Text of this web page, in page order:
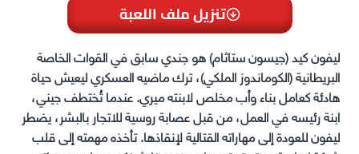
تنزيل ملف اللعبة
ليفون كيد (جيسون ستاثام) هو جندي سابق في القوات الخاصة
البريطانية (الكوماندوز الملكي)، ترك ماضيه العسكري ليعيش حياة
هادئة كعامل بناء وأب مخلص لابنته ميري. عندما تُختطف جيني،
ابنة رئيسه في العمل، من قبل عصابة روسية للاتجار بالبشر، يضطر
ليفون للعودة إلى مهاراته القتالية لإنقاذها. تأخذه مهمته إلى قلب